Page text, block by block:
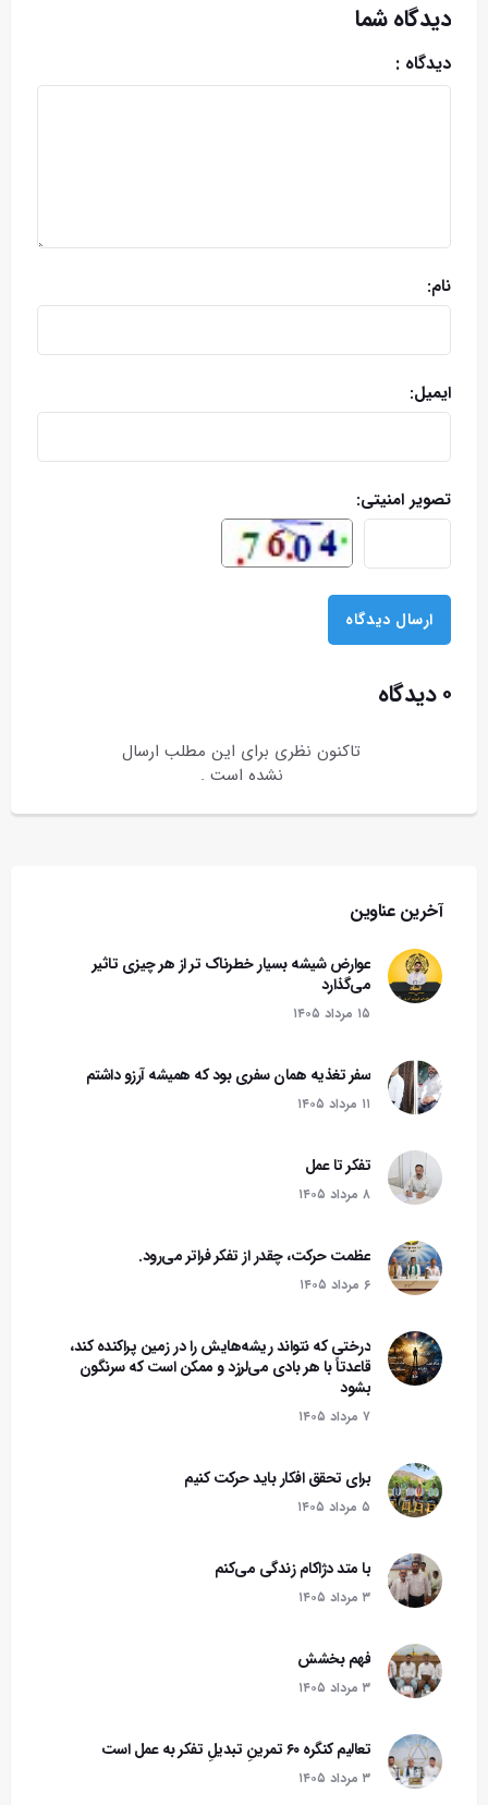
دیدگاه شما
دیدگاه :
نام:
ایمیل:
تصویر امنیتی:
۰ دیدگاه
تاکنون نظری برای این مطلب ارسال
نشده است .
آخرین عناوین
عوارض شیشه بسیار خطرناک تر از هر چیزی تاثیر
می‌گذارد
۱۵ مرداد ۱۴۰۵
سفر تغذیه همان سفری بود که همیشه آرزو داشتم
۱۱ مرداد ۱۴۰۵
تفکر تا عمل
۸ مرداد ۱۴۰۵
عظمت حرکت، چقدر از تفکر فراتر می‌رود.
۶ مرداد ۱۴۰۵
درختی که نتواند ریشه‌هایش را در زمین پراکنده کند،
قاعدتاً با هر بادی می‌لرزد و ممکن است که سرنگون
بشود‌
۷ مرداد ۱۴۰۵
برای تحقق افکار باید حرکت کنیم
۵ مرداد ۱۴۰۵
با متد دژاکام زندگی می‌کنم
۳ مرداد ۱۴۰۵
فهم بخشش
۳ مرداد ۱۴۰۵
تعالیم کنگره ۶۰ تمرینِ تبدیلِ تفکر به عمل است
۳ مرداد ۱۴۰۵